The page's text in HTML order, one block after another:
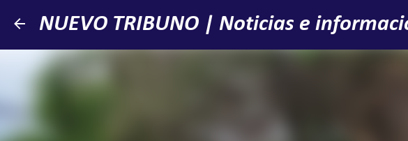
NUEVO TRIBUNO | Noticias e